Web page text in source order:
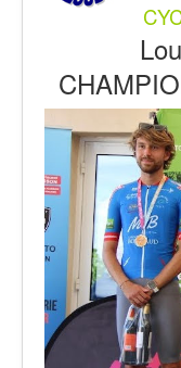
Traversée des